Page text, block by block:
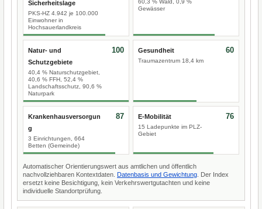
Sicherheitslage
PKS-HZ 4.942 je 100.000
Einwohner in
Hochsauerlandkreis
60,3 % Wald, 0,9 %
Gewässer
Natur- und
Schutzgebiete
40,4 % Naturschutzgebiet,
40,6 % FFH, 52,4 %
Landschaftsschutz, 90,6 %
Naturpark
100 Gesundheit
Traumazentrum 18,4 km
60
Krankenhausversorgun
g
3 Einrichtungen, 664
Betten (Gemeinde)
87 E-Mobilität
15 Ladepunkte im PLZ-
Gebiet
76
Automatischer Orientierungswert aus amtlichen und öffentlich
nachvollziehbaren Kontextdaten. Datenbasis und Gewichtung . Der Index
ersetzt keine Besichtigung, kein Verkehrswertgutachten und keine
individuelle Standortprüfung.